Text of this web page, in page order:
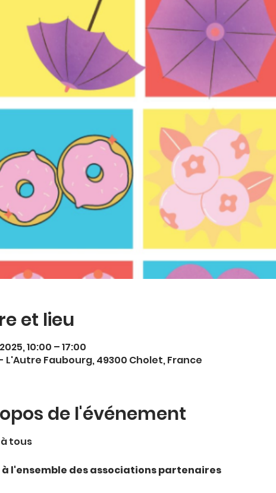
et lieu
10:00 – 17:00
L'Autre Faubourg, 49300 Cholet, France
de l'événement
tous
à l'ensemble des associations partenaires